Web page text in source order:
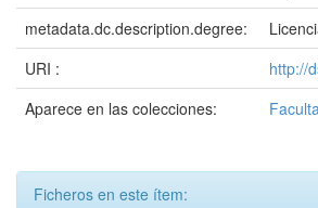
metadata.dc.description.degree:
URI :
http://
Aparece en las colecciones:
Ficheros en este ítem: